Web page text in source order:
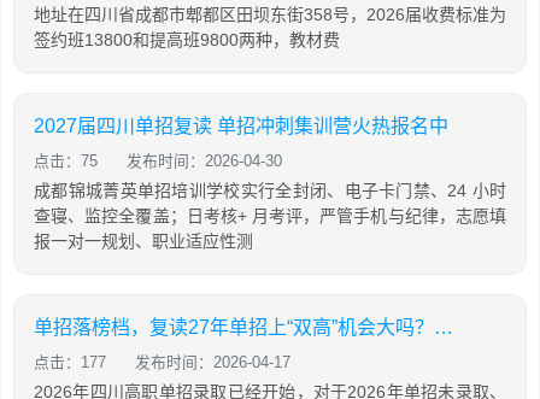
地址在四川省成都市郫都区田坝东街358号，2026届收费标准为
签约班13800和提高班9800两种，教材费
2027届四川单招复读 单招冲刺集训营火热报名中
点击：75 发布时间：2026-04-30
成都锦城菁英单招培训学校实行全封闭、电子卡门禁、24 小时
查寝、监控全覆盖；日考核+ 月考评，严管手机与纪律，志愿填
报一对一规划、职业适应性测
单招落榜档，复读27年单招上“双高”机会大吗？成都单招培训机构推荐
点击：177 发布时间：2026-04-17
2026年四川高职单招录取已经开始，对于2026年单招未录取、